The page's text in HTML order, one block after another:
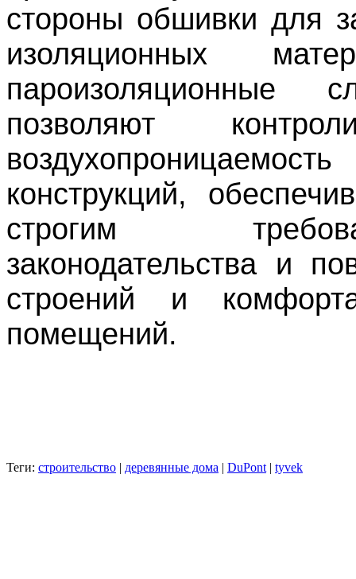
стороны обшивки для
изоляционных
позволяют
конструкций,
строгим
законодательства и
строений и
помещений.
Теги: строительство | деревянные дома | DuPont | tyvek